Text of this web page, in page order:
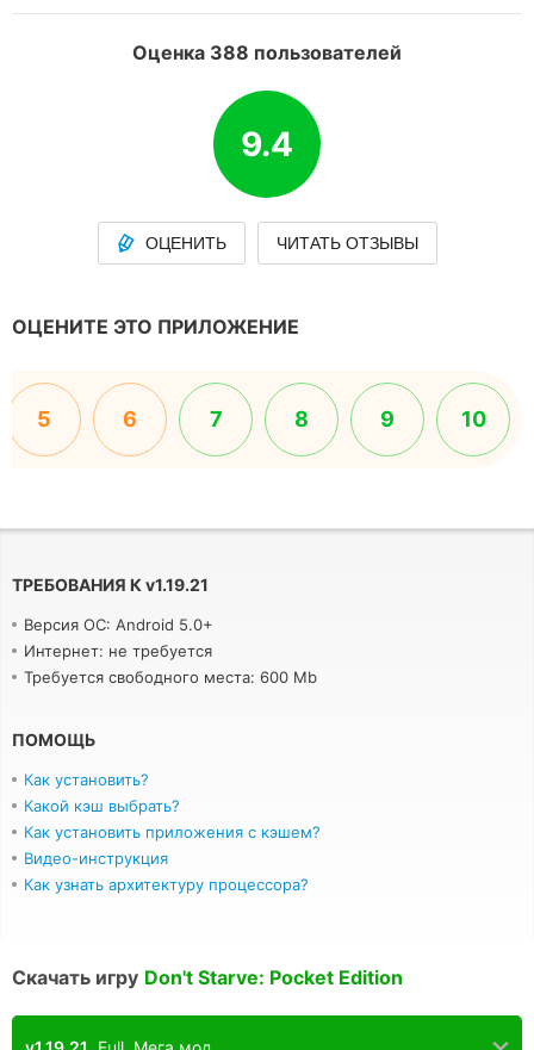
Оценка 388 пользователей
9.4
ОЦЕНИТЬ ЧИТАТЬ ОТЗЫВЫ
ОЦЕНИТЕ ЭТО ПРИЛОЖЕНИЕ
5 6 7 8 9 10
ТРЕБОВАНИЯ К v1.19.21
Версия ОС: Android 5.0+
Интернет: не требуется
Требуется свободного места: 600 Mb
ПОМОЩЬ
Как установить?
Какой кэш выбрать?
Как установить приложения с кэшем?
Видео-инструкция
Как узнать архитектуру процессора?
Скачать игру Don't Starve: Pocket Edition